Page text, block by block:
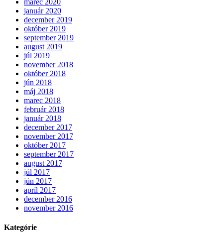
január 2020
december 2019
október 2019
september 2019
august 2019
júl 2019
november 2018
október 2018
jún 2018
máj 2018
marec 2018
február 2018
január 2018
december 2017
november 2017
október 2017
september 2017
august 2017
júl 2017
jún 2017
apríl 2017
december 2016
november 2016
Kategórie